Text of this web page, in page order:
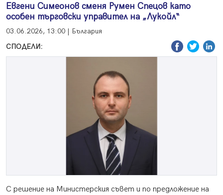
Евгени Симеонов сменя Румен Спецов като
особен търговски управител на „Лукойл“
03.06.2026, 13:00 | България
СПОДЕЛИ:
С решение на Министерския съвет и по предложение на